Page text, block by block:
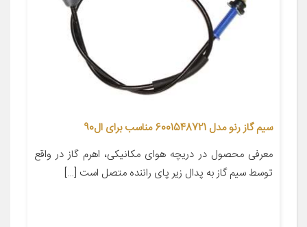
سیم گاز رنو مدل 6001548721 مناسب برای ال90
معرفی محصول در دریچه هوای مکانیکی، اهرم گاز در واقع
توسط سیم گاز به پدال زیر پای راننده متصل است […]